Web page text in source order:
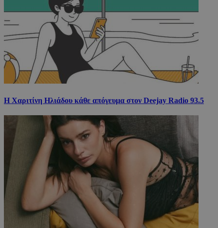
Η Χαριτίνη Ηλιάδου κάθε απόγευμα στον Deejay Radio 93.5